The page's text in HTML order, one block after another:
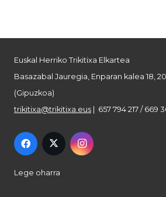
Euskal Herriko Trikitixa Elkartea
Basazabal Jauregia, Enparan kalea 18,
(Gipuzkoa)
trikitixa@trikitixa.eus | 657 794 217 / 669
Lege oharra